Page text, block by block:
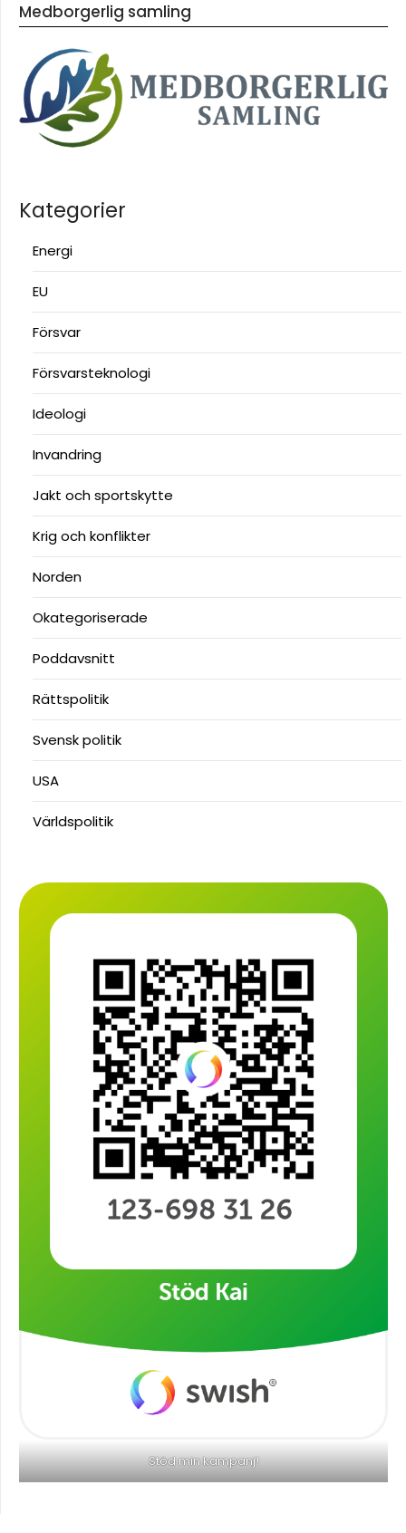
Medborgerlig samling
Kategorier
Energi
EU
Försvar
Försvarsteknologi
Ideologi
Invandring
Jakt och sportskytte
Krig och konflikter
Norden
Okategoriserade
Poddavsnitt
Rättspolitik
Svensk politik
USA
Världspolitik
Stöd min kampanj!